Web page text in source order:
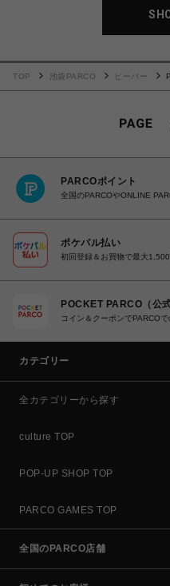
TOP 池袋PARCO ビーバー
PARCOポイント
全国のPARCOやONLINE
ポケパル払い
初回登録＆お買物で最大
POCKET PARCO（公
コイン＆クーポンでPARCO
カテゴリー
全カテゴリーから探す
culture TOP
POP-UP SHOP TOP
PARCO GAMES TOP
全国のPARCO店舗